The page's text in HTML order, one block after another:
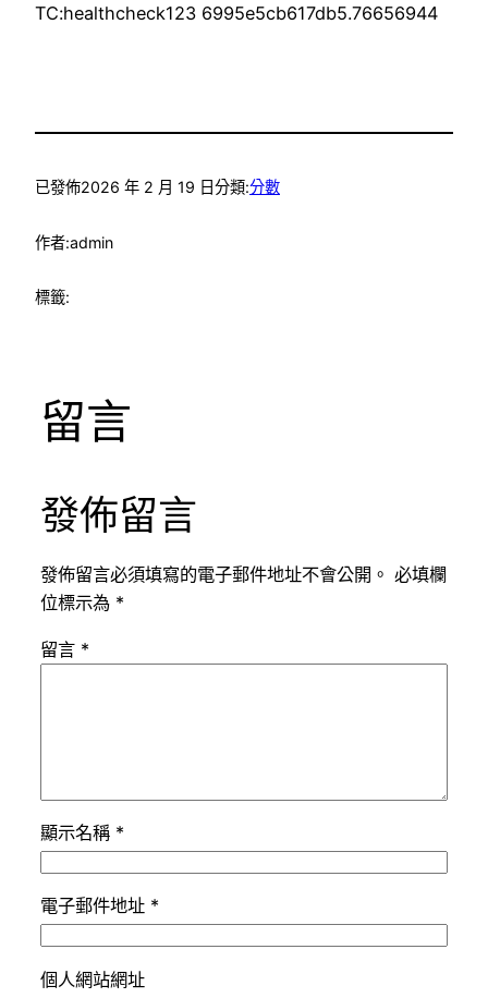
TC:healthcheck123 6995e5cb617db5.76656944
已發佈2026 年 2 月 19 日分類:分數
作者:admin
標籤:
留言
發佈留言
發佈留言必須填寫的電子郵件地址不會公開。 必填欄
位標示為 *
留言 *
顯示名稱 *
電子郵件地址 *
個人網站網址